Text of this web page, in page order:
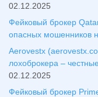
02.12.2025
Фейковый брокер
опасных мошенников
Aerovestx
лохоброкера –
02.12.2025
Фейковый брокер